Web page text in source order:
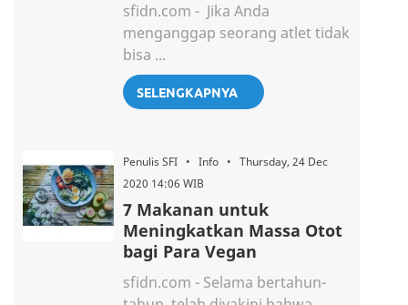
sfidn.com - Jika Anda
menganggap seorang atlet tidak
bisa ...
SELENGKAPNYA
Penulis SFI • Info • Thursday, 24 Dec
2020 14:06 WIB
7 Makanan untuk
Meningkatkan Massa Otot
bagi Para Vegan
sfidn.com - Selama bertahun-